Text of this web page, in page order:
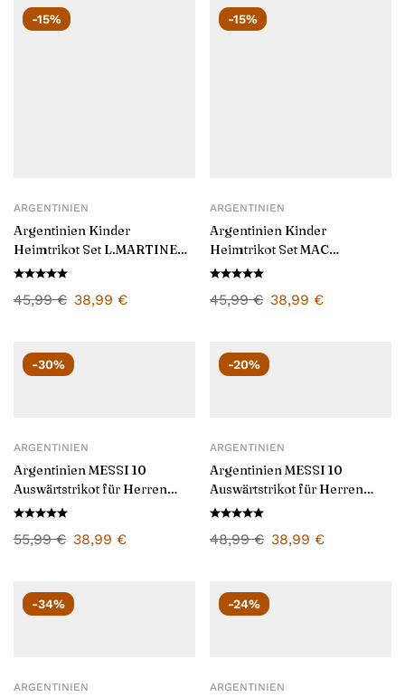
-15%
ARGENTINIEN
Argentinien Kinder
Heimtrikot Set L.MARTINEZ
22 2026/27
45,99€ 38,99 €
-15%
ARGENTINIEN
Argentinien Kinder
Heimtrikot Set MAC
ALLISTER 20 2026/27
45,99€ 38,99 €
-30%
ARGENTINIEN
Argentinien MESSI 10
Auswärtstrikot für Herren
2024/25
55,99€ 38,99 €
-20%
ARGENTINIEN
Argentinien MESSI 10
Auswärtstrikot für Herren
2026/27
48,99€ 38,99 €
-34%
ARGENTINIEN
-24%
ARGENTINIEN